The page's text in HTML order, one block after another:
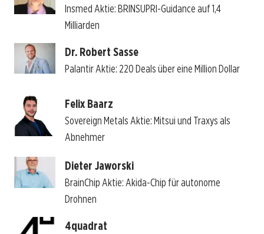
Insmed Aktie: BRINSUPRI-Guidance auf 1,4
Milliarden
Dr. Robert Sasse
Palantir Aktie: 220 Deals über eine Million Dollar
Felix Baarz
Sovereign Metals Aktie: Mitsui und Traxys als
Abnehmer
Dieter Jaworski
BrainChip Aktie: Akida-Chip für autonome
Drohnen
4quadrat